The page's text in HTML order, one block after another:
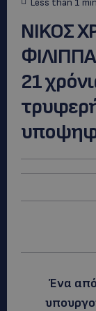
NIKOΣ
21
Ένα